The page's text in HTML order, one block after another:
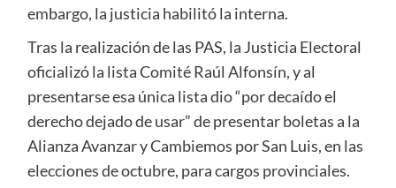
embargo, la justicia habilitó la interna.
Tras la realización de las PAS, la Justicia Electoral
oficializó la lista Comité Raúl Alfonsín, y al
presentarse esa única lista dio “por decaído el
derecho dejado de usar” de presentar boletas a la
Alianza Avanzar y Cambiemos por San Luis, en las
elecciones de octubre, para cargos provinciales.